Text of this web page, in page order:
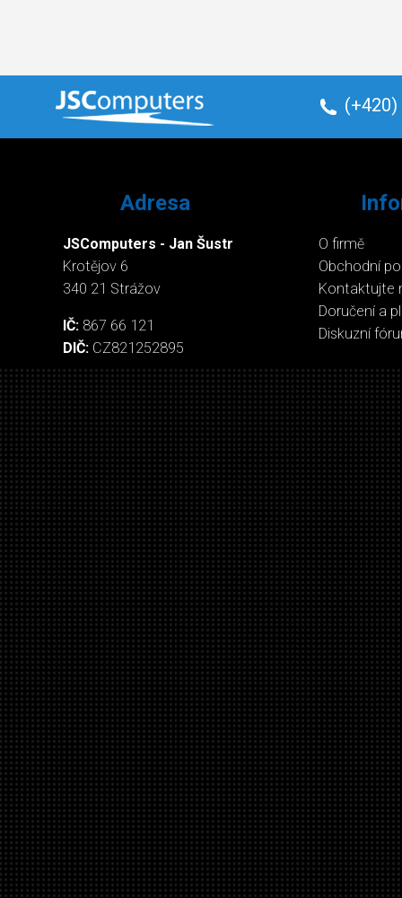
(+420)
Adresa
JSComputers - Jan Šustr
Krotějov 6
340 21 Strážov
IČ: 867 66 121
DIČ: CZ821252895
O firmě
Obchodní
Kontaktujte
Doručení a
Diskuzní